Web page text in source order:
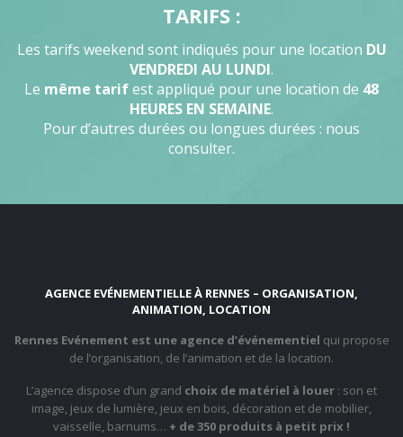
TARIFS :
Les tarifs weekend sont indiqués pour une location DU
VENDREDI AU LUNDI.
Le même tarifest appliqué pour une location de 48
HEURES EN SEMAINE.
Pour d’autres durées ou longues durées : nous
consulter.
AGENCE EVÉNEMENTIELLE À RENNES – ORGANISATION,
ANIMATION, LOCATION
Rennes Evénement est une agence d’événementiel qui propose
de l’organisation, de l’animation et de la location.
L’agence dispose d’un grand choix de matériel à louer : son et
image, jeux de lumière, jeux en bois, décoration et de mobilier,
vaisselle, barnums… + de 350 produits à petit prix !